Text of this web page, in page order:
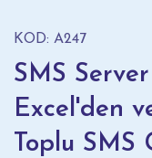
KOD: A247
SMS
Excel'den
Toplu SMS